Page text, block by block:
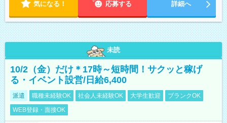
気になる！ 応募する 詳細へ
未読
10/2（金）だけ＊17時～短時間！サクッと稼げ
る・イベント設営/日給6,400
派遣 職種未経験OK 社会人未経験OK 大学生歓迎
ブランクOK
WEB登録・面接OK